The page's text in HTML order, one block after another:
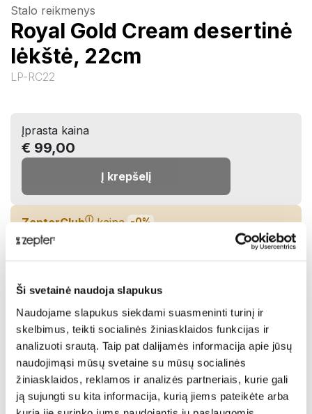
Ši svetainė naudoja slapukus
Naudojame slapukus siekdami suasmeninti turinį ir
skelbimus, teikti socialinės žiniasklaidos funkcijas ir
analizuoti srautą. Taip pat dalijamės informacija apie jūsų
naudojimąsi mūsų svetaine su mūsų socialinės
žiniasklaidos, reklamos ir analizės partneriais, kurie gali
ją sujungti su kita informacija, kurią jiems pateikėte arba
Stalo reikmenys
Royal Gold Cream desertinė
lėkštė, 22cm
LP-RC22
Įprasta kaina
€ 99,00
Į krepšelį
ZepterClubⓘkaina -0%
€ 99,00
Netrukus turėsime sandėlyje!
Pasidalinti:
Aprašymas